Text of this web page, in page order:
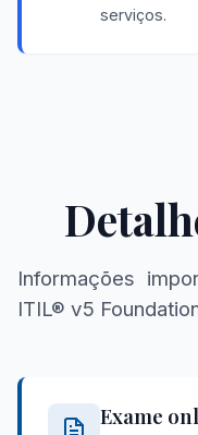
serviços.
Informações
ITIL® v5
Exame